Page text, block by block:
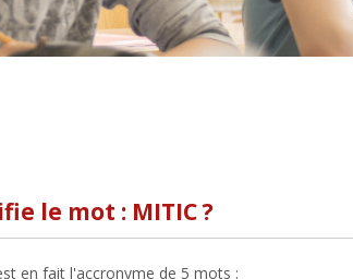
le mot : MITIC ?
en fait l'accronyme de 5 mots :